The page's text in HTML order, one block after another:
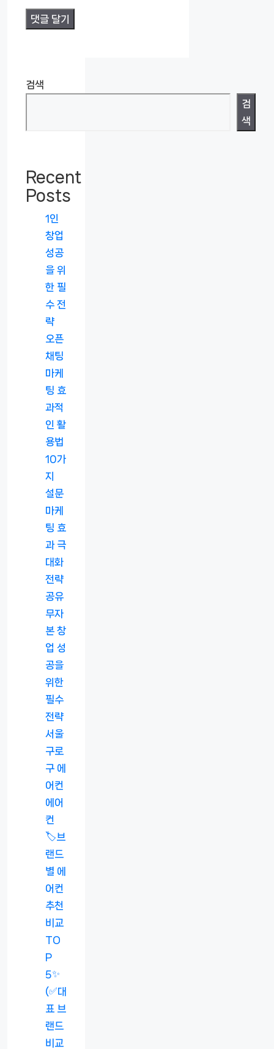
검색
검
색
Recent
Posts
1인
창업
성공
을 위
한 필
수 전
략
오픈
채팅
마케
팅 효
과적
인 활
용법
10가
지
설문
마케
팅 효
과 극
대화
전략
공유
무자
본 창
업 성
공을
위한
필수
전략
서울
구로
구 에
어컨
에어
컨
🏷️브
랜드
별 에
어컨
추천
비교
TO
P
5✨
(✅대
표 브
랜드
비교